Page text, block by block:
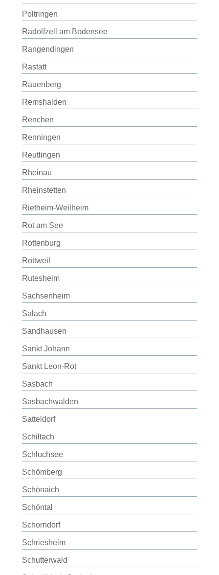
Poltringen
Radolfzell am Bodensee
Rangendingen
Rastatt
Rauenberg
Remshalden
Renchen
Renningen
Reutlingen
Rheinau
Rheinstetten
Rietheim-Weilheim
Rot am See
Rottenburg
Rottweil
Rutesheim
Sachsenheim
Salach
Sandhausen
Sankt Johann
Sankt Leon-Rot
Sasbach
Sasbachwalden
Satteldorf
Schiltach
Schluchsee
Schömberg
Schönaich
Schöntal
Schorndorf
Schriesheim
Schutterwald